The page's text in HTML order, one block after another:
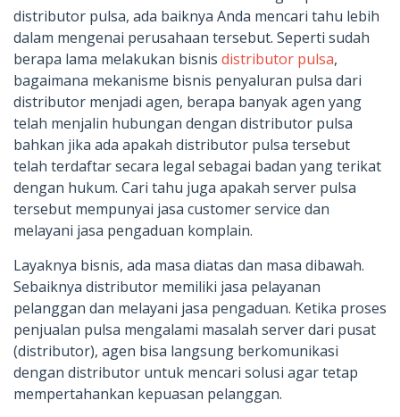
distributor pulsa, ada baiknya Anda mencari tahu lebih
dalam mengenai perusahaan tersebut. Seperti sudah
berapa lama melakukan bisnis distributor pulsa,
bagaimana mekanisme bisnis penyaluran pulsa dari
distributor menjadi agen, berapa banyak agen yang
telah menjalin hubungan dengan distributor pulsa
bahkan jika ada apakah distributor pulsa tersebut
telah terdaftar secara legal sebagai badan yang terikat
dengan hukum. Cari tahu juga apakah server pulsa
tersebut mempunyai jasa customer service dan
melayani jasa pengaduan komplain.
Layaknya bisnis, ada masa diatas dan masa dibawah.
Sebaiknya distributor memiliki jasa pelayanan
pelanggan dan melayani jasa pengaduan. Ketika proses
penjualan pulsa mengalami masalah server dari pusat
(distributor), agen bisa langsung berkomunikasi
dengan distributor untuk mencari solusi agar tetap
mempertahankan kepuasan pelanggan.